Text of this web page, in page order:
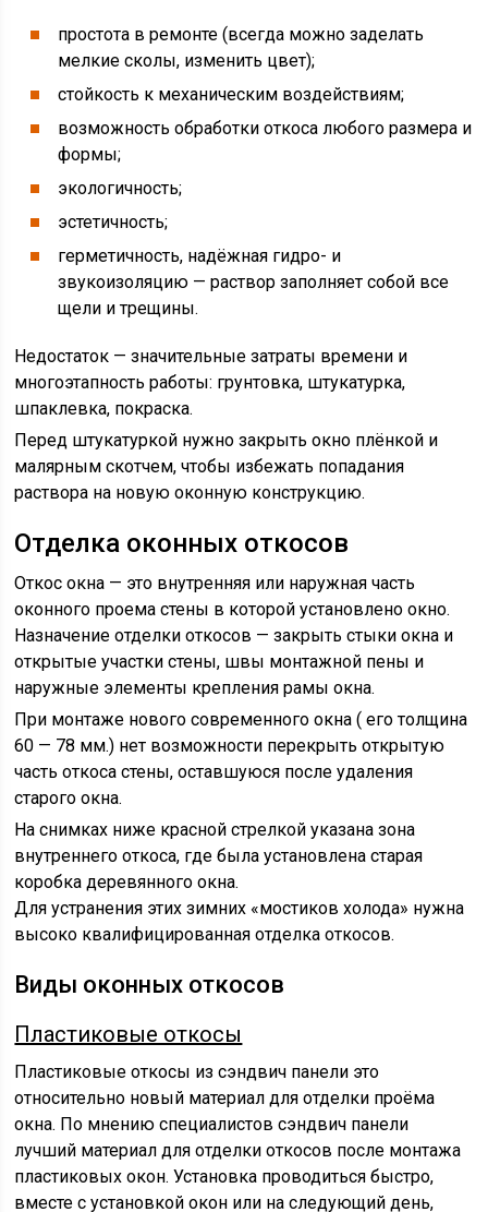
простота в ремонте (всегда можно заделать
мелкие сколы, изменить цвет);
стойкость к механическим воздействиям;
возможность обработки откоса любого размера и
формы;
экологичность;
эстетичность;
герметичность, надёжная гидро- и
звукоизоляцию — раствор заполняет собой все
щели и трещины.
Недостаток — значительные затраты времени и
многоэтапность работы: грунтовка, штукатурка,
шпаклевка, покраска.
Перед штукатуркой нужно закрыть окно плёнкой и
малярным скотчем, чтобы избежать попадания
раствора на новую оконную конструкцию.
Отделка оконных откосов
Откос окна — это внутренняя или наружная часть
оконного проема стены в которой установлено окно.
Назначение отделки откосов — закрыть стыки окна и
открытые участки стены, швы монтажной пены и
наружные элементы крепления рамы окна.
При монтаже нового современного окна ( его толщина
60 — 78 мм.) нет возможности перекрыть открытую
часть откоса стены, оставшуюся после удаления
старого окна.
На снимках ниже красной стрелкой указана зона
внутреннего откоса, где была установлена старая
коробка деревянного окна.
Для устранения этих зимних «мостиков холода» нужна
высоко квалифицированная отделка откосов.
Виды оконных откосов
Пластиковые откосы
Пластиковые откосы из сэндвич панели это
относительно новый материал для отделки проёма
окна. По мнению специалистов сэндвич панели
лучший материал для отделки откосов после монтажа
пластиковых окон. Установка проводиться быстро,
вместе с установкой окон или на следующий день,